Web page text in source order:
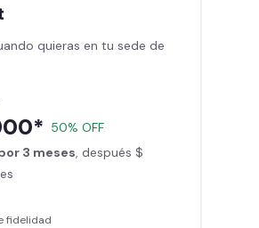
(Relájate en los sillones
especiales en marcas
App (Tu plan de
personalizado)
grupales con profesores*
a disponibilidad de salón
a todas las áreas de la
quieras en tu sede de
50% OFF
3 meses , después $
fidelidad